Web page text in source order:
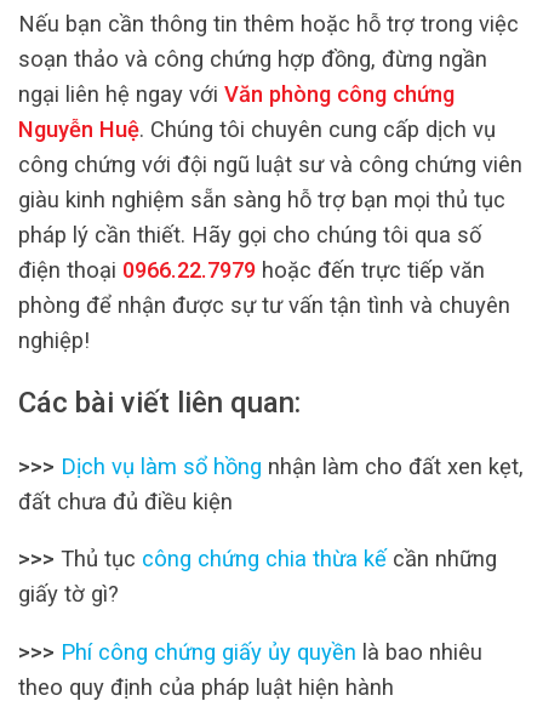
Nếu bạn cần thông tin thêm hoặc hỗ trợ trong việc
soạn thảo và công chứng hợp đồng, đừng ngần
ngại liên hệ ngay với Văn phòng công chứng
Nguyễn Huệ. Chúng tôi chuyên cung cấp dịch vụ
công chứng với đội ngũ luật sư và công chứng viên
giàu kinh nghiệm sẵn sàng hỗ trợ bạn mọi thủ tục
pháp lý cần thiết. Hãy gọi cho chúng tôi qua số
điện thoại 0966.22.7979 hoặc đến trực tiếp văn
phòng để nhận được sự tư vấn tận tình và chuyên
nghiệp!
Các bài viết liên quan:
>>> Dịch vụ làm sổ hồng nhận làm cho đất xen kẹt,
đất chưa đủ điều kiện
>>> Thủ tục công chứng chia thừa kế cần những
giấy tờ gì?
>>> Phí công chứng giấy ủy quyền là bao nhiêu
theo quy định của pháp luật hiện hành